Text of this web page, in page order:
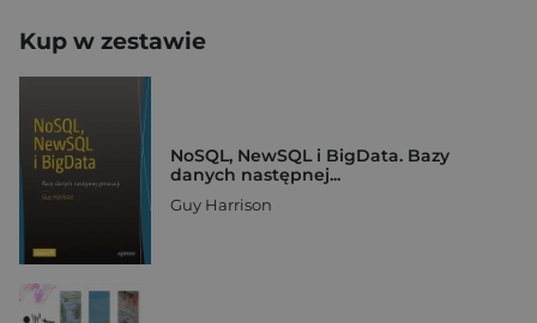
Kup w zestawie
NoSQL, NewSQL i BigData. Bazy
danych następnej...
Guy Harrison